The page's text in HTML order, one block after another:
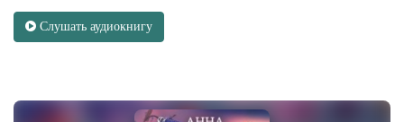
Слушать аудиокнигу